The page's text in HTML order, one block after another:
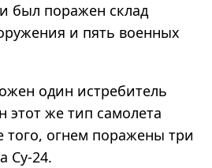
был поражен склад
и пять военных
один истребитель
же тип самолета
того, огнем поражены три
Су-24.